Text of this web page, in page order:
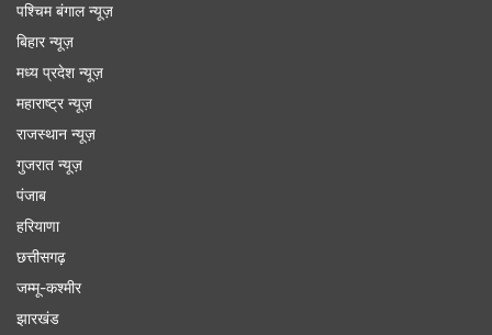
12 जून से होगा T20 वर्ल्ड कप का आगाज
रिपोर्ट के अनुसार, साउथ अफ्रीका के मुख्य कोच मंडला
पश्चिम बंगाल न्यूज़
बिहार न्यूज़
मध्य प्रदेश न्यूज़
महाराष्ट्र न्यूज़
राजस्थान न्यूज़
गुजरात न्यूज़
पंजाब
हरियाणा
छत्तीसगढ़
जम्मू-कश्मीर
झारखंड